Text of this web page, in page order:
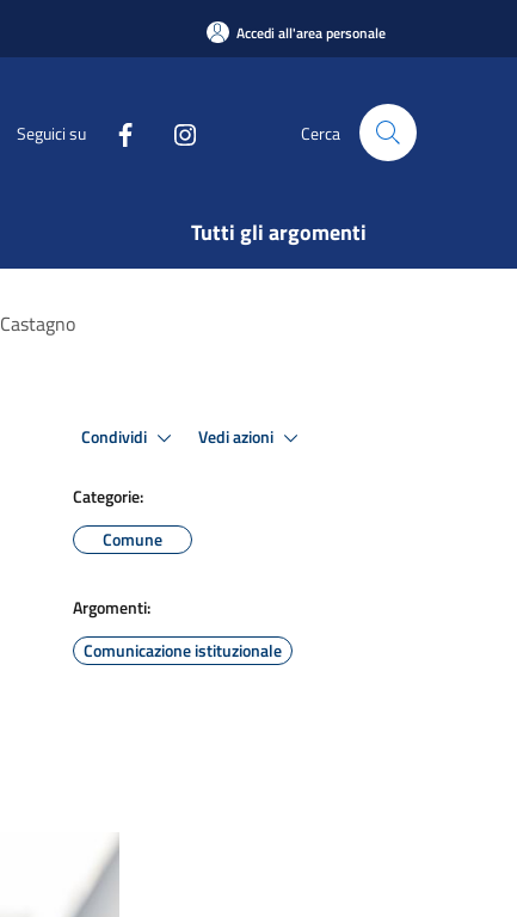
Accedi all'area personale
Seguici su Cerca
Tutti gli argomenti
Condividi Vedi azioni
Categorie:
Comune
Argomenti:
Comunicazione istituzionale